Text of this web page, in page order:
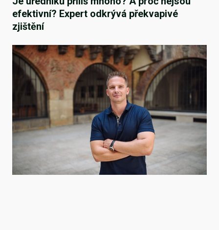
efektivní? Expert odkrývá překvapivé
zjištění